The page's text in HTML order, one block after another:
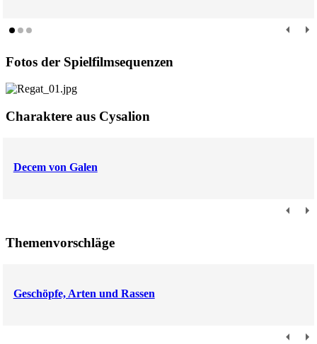
Fotos der Spielfilmsequenzen
Charaktere aus Cysalion
Decem von Galen
Themenvorschläge
Geschöpfe, Arten und Rassen